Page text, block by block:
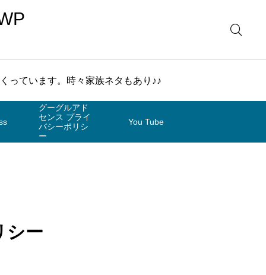
っています。時々家族ネタもあり♪♪
グーグルアド
センス プライ
バシーポリシ
ー
You Tube
シー